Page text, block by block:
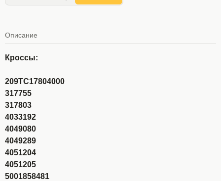
Описание
Кроссы:
209TC17804000
317755
317803
4033192
4049080
4049289
4051204
4051205
5001858481